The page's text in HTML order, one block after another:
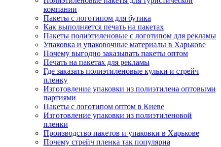
компании
Пакеты с логотипом для бутика
Как выполняется печать на пакетах
Пакеты полиэтиленовые с логотипом для рекламы
Упаковка и упаковочные материалы в Харькове
Почему выгодно заказывать пакеты оптом
Печать на пакетах для рекламы
Где заказать полиэтиленовые кульки и стрейч
пленку
Изготовление упаковки из полиэтилена оптовыми
партиями
Пакеты с логотипом оптом в Киеве
Изготовление упаковки из полиэтиленовой
пленки
Производство пакетов и упаковки в Харькове
Почему стрейч пленка так популярна